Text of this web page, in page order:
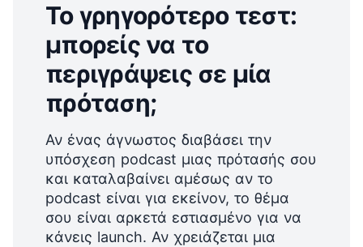
Το γρηγορότερο τεστ:
μπορείς να το
περιγράψεις σε μία
πρόταση;
Αν ένας άγνωστος διαβάσει την
υπόσχεση podcast μιας πρότασής σου
και καταλαβαίνει αμέσως αν το
podcast είναι για εκείνον, το θέμα
σου είναι αρκετά εστιασμένο για να
κάνεις launch. Αν χρειάζεται μια